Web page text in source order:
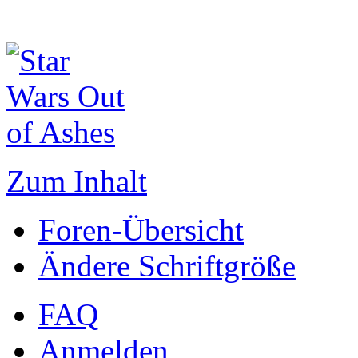
Zum Inhalt
Foren-Übersicht
Ändere Schriftgröße
FAQ
Anmelden